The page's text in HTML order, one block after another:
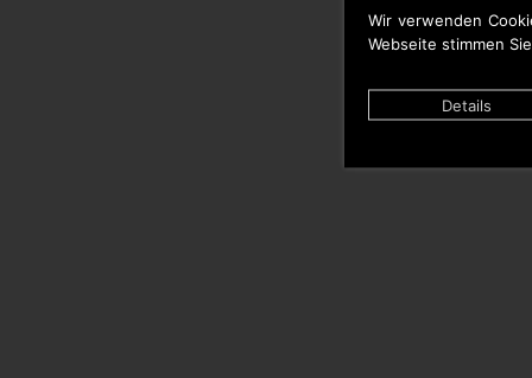
Wir verwenden
Webseite stimmen
Details